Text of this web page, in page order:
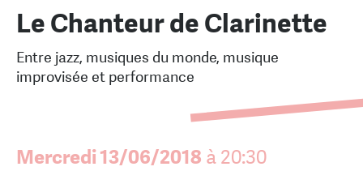
Le Chanteur de Clarinette
Entre jazz, musiques du monde, musique
improvisée et performance
Mercredi 13/06/2018 à 20:30